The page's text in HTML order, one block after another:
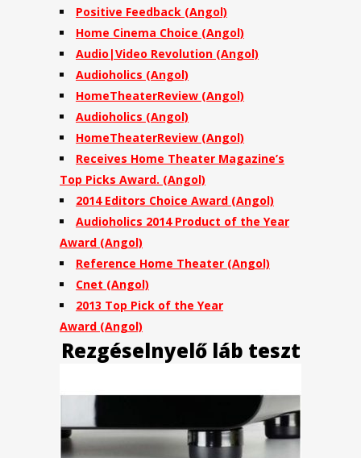
Positive Feedback (Angol)
Home Cinema Choice (Angol)
Audio|Video Revolution (Angol)
Audioholics (Angol)
HomeTheaterReview (Angol)
Audioholics (Angol)
HomeTheaterReview (Angol)
Receives Home Theater Magazine’s
Top Picks Award. (Angol)
2014 Editors Choice Award (Angol)
Audioholics 2014 Product of the Year
Award (Angol)
Reference Home Theater (Angol)
Cnet (Angol)
2013 Top Pick of the Year
Award (Angol)
Rezgéselnyelő láb teszt